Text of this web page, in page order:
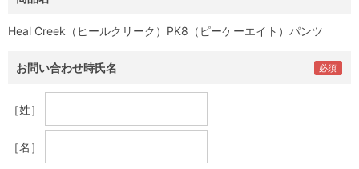
Heal Creek（ヒールクリーク）PK8（ピーケーエイト）パンツ
お問い合わせ時氏名
［姓］
［名］